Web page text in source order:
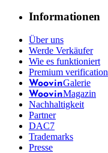
Informationen
Über uns
Werde Verkäufer
Wie es funktioniert
Premium verification
WoovinGalerie
WoovinMagazin
Nachhaltigkeit
Partner
DAC7
Trademarks
Presse